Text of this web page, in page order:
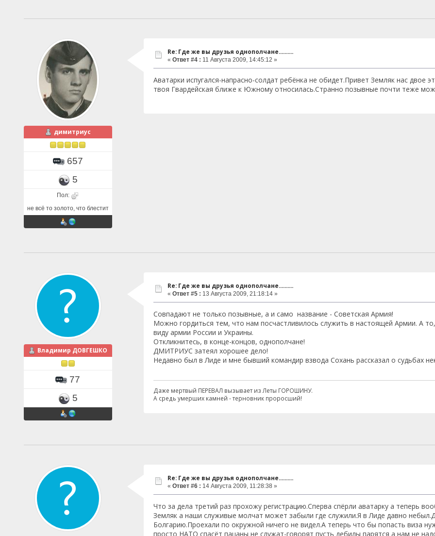
димитриус
657
5
Пол:
не всё то золото, что блестит
Re: Где же вы друзья однополчане..........
«Ответ #4 : 11 Августа 2009, 14:45:12 »
Аватарки испугался-напрасно-солдат ребёнка не обидет.Привет Земляк нас двое
твоя Гвардейская ближе к Южному относилась.Странно позывные почти теже
Владимир ДОВГЕШКО
77
5
Re: Где же вы друзья однополчане..........
«Ответ #5 : 13 Августа 2009, 21:18:14 »
Совпадают не только позывные, а и само название - Советская Армия!
Можно гордиться тем, что нам посчастливилось служить в настоящей Армии. А
виду армии России и Украины.
Откликнитесь, в конце-концов, однополчане!
ДМИТРИУС затеял хорошее дело!
Недавно был в Лиде и мне бывший командир взвода Сохань рассказал о судьбах
Даже мертвый ПЕРЕВАЛ вызывает из Леты ГОРОШИНУ.
А средь умерших камней - терновник проросший!
Re: Где же вы друзья однополчане..........
«Ответ #6 : 14 Августа 2009, 11:28:38 »
Что за дела третий раз прохожу регистрацию.Сперва спёрли аватарку а теперь
Земляк а наши служивые молчат может забыли где служили.Я в Лиде давно
Болгарию.Проехали по окружной ничего не видел.А теперь что бы попасть виза
просто НАТО спасёт пацаны не служат-говорят пусть дебилы парятся а нам не